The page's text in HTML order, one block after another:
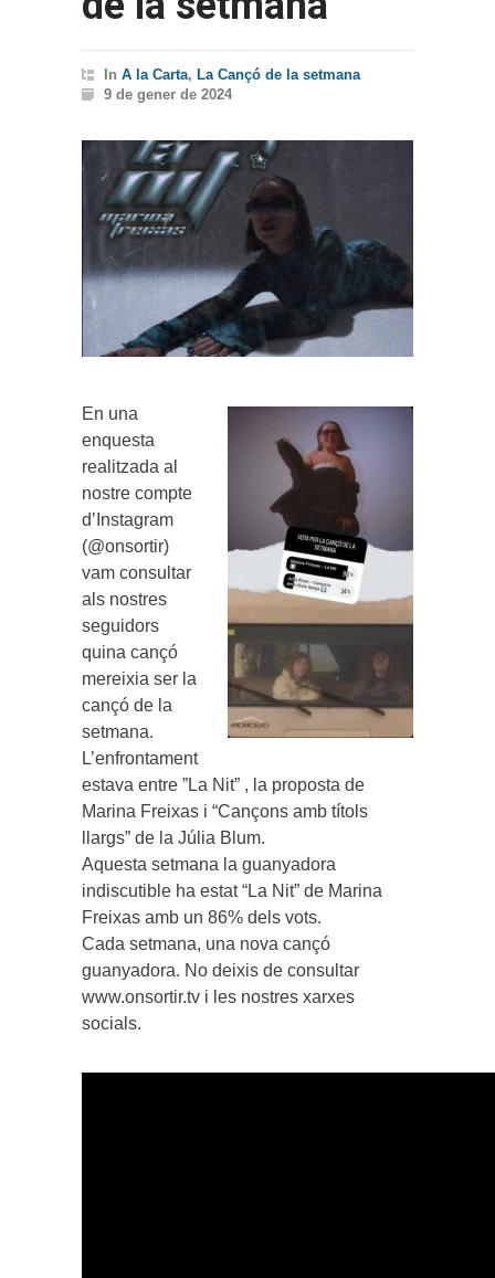
In A la Carta, La Cançó de la setmana
9 de gener de 2024
En una
enquesta
realitzada al
nostre compte
d’Instagram
(@onsortir)
vam consultar
als nostres
seguidors
quina cançó
mereixia ser la
cançó de la
setmana.
L’enfrontament
estava entre ”La Nit” , la proposta de
Marina Freixas i “Cançons amb títols
llargs” de la Júlia Blum.
Aquesta setmana la guanyadora
indiscutible ha estat “La Nit” de Marina
Freixas amb un 86% dels vots.
Cada setmana, una nova cançó
guanyadora. No deixis de consultar
www.onsortir.tv i les nostres xarxes
socials.